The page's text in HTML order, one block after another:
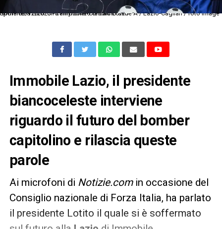
Roma 02/12/2023 - campionato di calcio serie A / Lazio-Cagliari / foto Image Sport nella foto: Ciro Immobile-Claudio Lotito
Immobile Lazio, il presidente
biancoceleste interviene
riguardo il futuro del bomber
capitolino e rilascia queste
parole
Ai microfoni di Notizie.comin occasione del
Consiglio nazionale di Forza Italia, ha parlato
il presidente Lotito il quale si è soffermato